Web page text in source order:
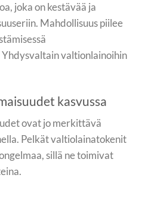
joka on kestävää ja
Mahdollisuus piilee
valtionlainoihin
kasvussa
ovat jo merkittävä
Pelkät valtiolainatokenit
sillä ne toimivat